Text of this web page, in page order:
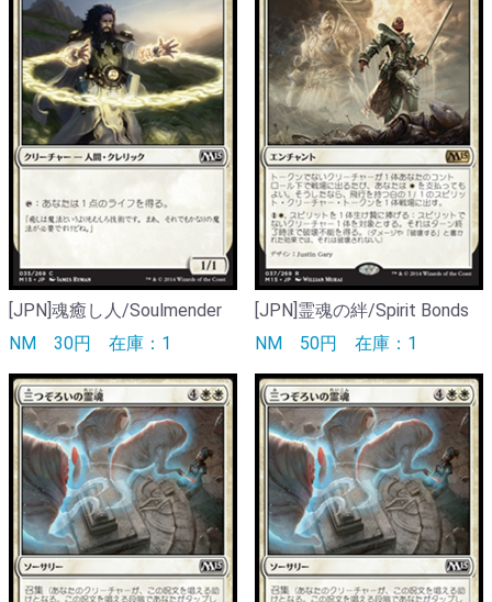
[JPN]魂癒し人/Soulmender
NM 30円 在庫：1
[JPN]霊魂の絆/Spirit Bonds
NM 50円 在庫：1